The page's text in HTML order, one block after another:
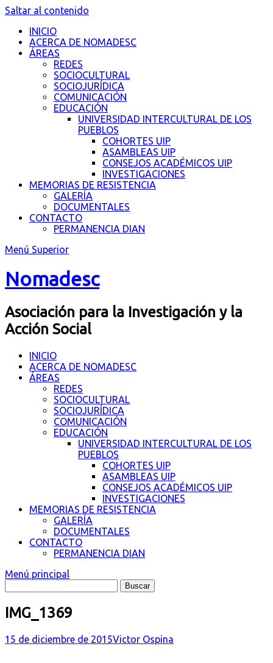
Saltar al contenido
INICIO
ACERCA DE NOMADESC
ÁREAS
REDES
SOCIOCULTURAL
SOCIOJURÍDICA
COMUNICACIÓN
EDUCACIÓN
UNIVERSIDAD INTERCULTURAL DE LOS
PUEBLOS
COHORTES UIP
ASAMBLEAS UIP
CONSEJOS ACADÉMICOS UIP
INVESTIGACIONES
MEMORIAS DE RESISTENCIA
GALERÍA
DOCUMENTALES
CONTACTO
PERMANENCIA DIAN
Menú Superior
Nomadesc
Asociación para la Investigación y la
Acción Social
INICIO
ACERCA DE NOMADESC
ÁREAS
REDES
SOCIOCULTURAL
SOCIOJURÍDICA
COMUNICACIÓN
EDUCACIÓN
UNIVERSIDAD INTERCULTURAL DE LOS
PUEBLOS
COHORTES UIP
ASAMBLEAS UIP
CONSEJOS ACADÉMICOS UIP
INVESTIGACIONES
MEMORIAS DE RESISTENCIA
GALERÍA
DOCUMENTALES
CONTACTO
PERMANENCIA DIAN
Menú principal
IMG_1369
15 de diciembre de 2015Victor Ospina